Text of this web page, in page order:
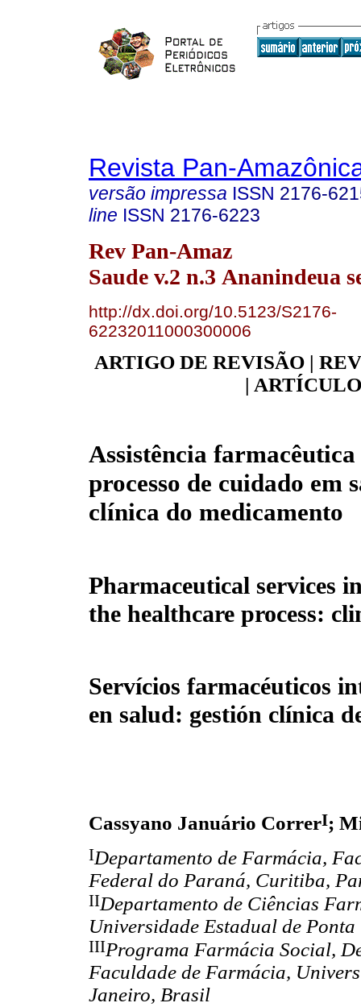
Revista Pan-
versão impressa ISSN 2176-
line ISSN 2176-6223
Rev Pan-Amaz
Saude v.2 n.3 Ananindeua
http://dx.doi.org/10.5123/S2176-
62232011000300006
ARTIGO DE REVISÃO |
|
Assistência
processo de cuidado em
clínica do medicamento
Pharmaceutical services
the healthcare process:
Servícios farmacéuticos
en salud: gestión clínica
Cassyano Januário CorrerI;
IDepartamento de Farmácia,
Federal do Paraná, Curitiba,
IIDepartamento de Ciências
Universidade Estadual de
IIIPrograma Farmácia Social,
Faculdade de Farmácia,
Janeiro, Brasil